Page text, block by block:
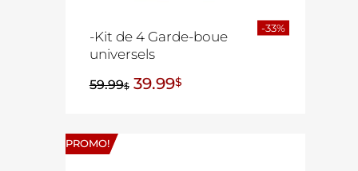
-Kit de 4 Garde-boue
universels
59.99$ 39.99$
-33%
PROMO!